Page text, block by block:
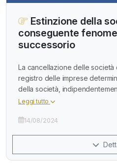
Estinzione della
conseguente
successorio
La cancellazione delle
registro delle imprese
della società,
Leggi tutto
14/08/2024